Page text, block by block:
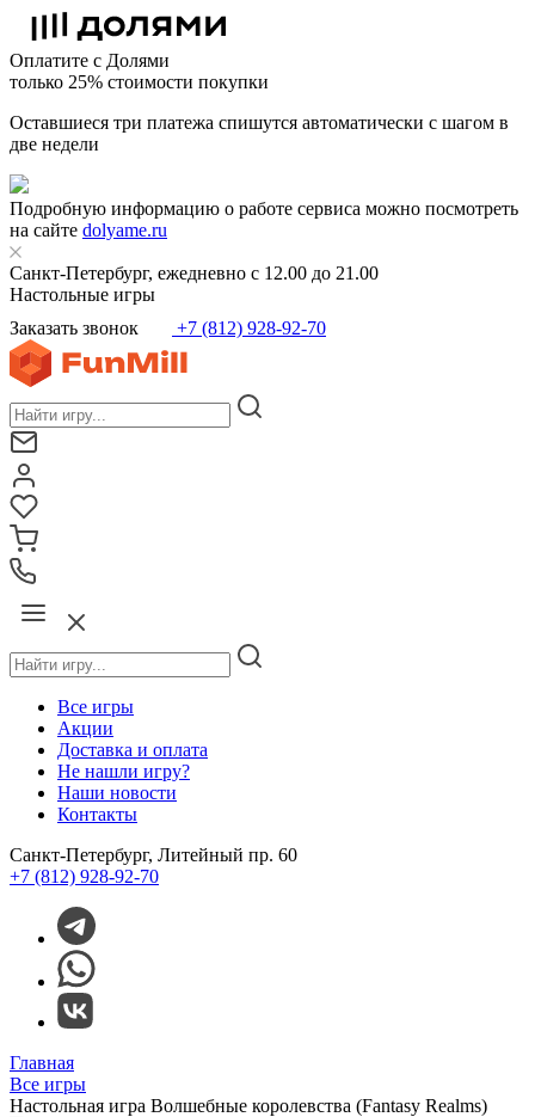
Оплатите с Долями
только 25% стоимости покупки
Оставшиеся три платежа спишутся автоматически с шагом в
две недели
Подробную информацию о работе сервиса можно посмотреть
на сайте dolyame.ru
Санкт-Петербург, ежедневно с 12.00 до 21.00
Настольные игры
Заказать звонок
+7 (812) 928-92-70
Все игры
Акции
Доставка и оплата
Не нашли игру?
Наши новости
Контакты
Санкт-Петербург, Литейный пр. 60
+7 (812) 928-92-70
Главная
Все игры
Настольная игра Волшебные королевства (Fantasy Realms)